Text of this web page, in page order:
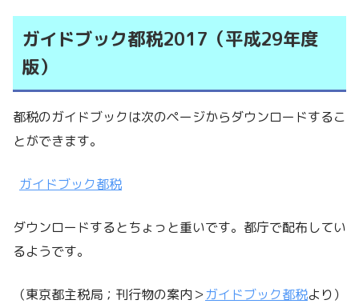
ガイドブック都税2017（平成29年度
版）
都税のガイドブックは次のページからダウンロードするこ
とができます。
ガイドブック都税
ダウンロードするとちょっと重いです。都庁で配布してい
るようです。
（東京都主税局；刊行物の案内＞ガイドブック都税より）